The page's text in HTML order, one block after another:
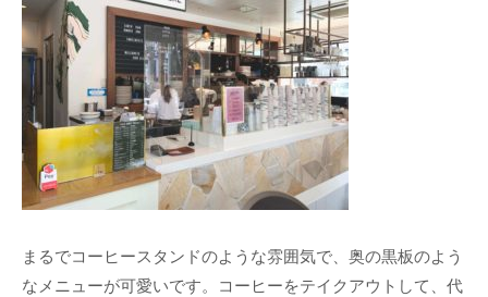
まるでコーヒースタンドのような雰囲気で、奥の黒板のよう
なメニューが可愛いです。コーヒーをテイクアウトして、代